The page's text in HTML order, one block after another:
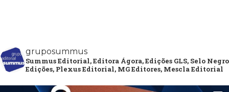
gruposummus
Summus Editorial, Editora Ágora, Edições GLS, Selo Negro
Edições, Plexus Editorial, MG Editores, Mescla Editorial